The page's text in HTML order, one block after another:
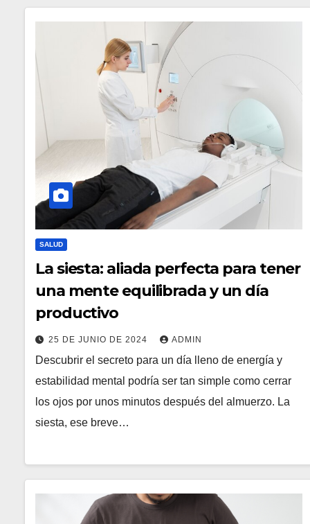
SALUD
La siesta: aliada perfecta para tener
una mente equilibrada y un día
productivo
25 DE JUNIO DE 2024 ADMIN
Descubrir el secreto para un día lleno de energía y
estabilidad mental podría ser tan simple como cerrar
los ojos por unos minutos después del almuerzo. La
siesta, ese breve…